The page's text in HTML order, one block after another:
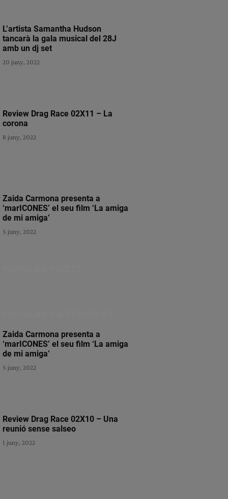
L’artista Samantha Hudson
tancarà la gala musical del 28J
amb un dj set
20 juny, 2022
Review Drag Race 02X11 – La
corona
8 juny, 2022
Zaida Carmona presenta a
‘marICONES’ el seu film ‘La amiga
de mi amiga’
5 juny, 2022
Zaida Carmona presenta a
‘marICONES’ el seu film ‘La amiga
de mi amiga’
5 juny, 2022
Review Drag Race 02X10 – Una
reunió sense salseo
1 juny, 2022